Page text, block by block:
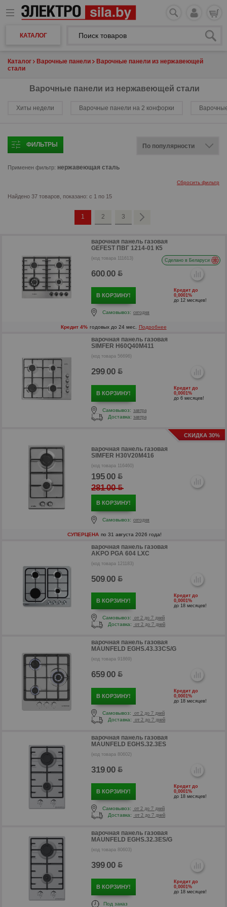
КАТАЛОГ
Каталог Варочные панели Варочные панели из нержавеющей
стали
Варочные панели из нержавеющей стали
Хиты недели Варочные панели на 2 конфорки
ФИЛЬТРЫ
Применен фильтр: нержавеющая сталь
Сбросить фильтр
Найдено 37 товаров, показано: с 1 по 15
1 2 3
варочная панель газовая
GEFEST ПВГ 1214-01 К5
(код товара 111613) Сделано в Беларуси
600.00
В КОРЗИНУ!
Кредит до
0,0001%
до 12 месяцев!
Самовывоз: сегодня
Кредит 4% годовых до 24 мес. Подробнее
варочная панель газовая
SIMFER H60Q40M411
(код товара 56696)
299.00
В КОРЗИНУ!
Кредит до
0,0001%
до 6 месяцев!
Самовывоз: завтра
Доставка: завтра
СКИДКА 30%
варочная панель газовая
SIMFER H30V20M416
(код товара 116460)
195.00
281.00
В КОРЗИНУ!
Самовывоз: сегодня
СУПЕРЦЕНА по 31 августа 2026 года!
варочная панель газовая
AKPO PGA 604 LXC
(код товара 121183)
509.00
В КОРЗИНУ!
Кредит до
0,0001%
до 18 месяцев!
Самовывоз:
от 2 до 7 дней
Доставка:
от 2 до 7 дней
варочная панель газовая
MAUNFELD EGHS.43.33CS/G
(код товара 91869)
659.00
В КОРЗИНУ!
Кредит до
0,0001%
до 18 месяцев!
Самовывоз:
от 2 до 7 дней
Доставка:
от 2 до 7 дней
варочная панель газовая
MAUNFELD EGHS.32.3ES
(код товара 80602)
319.00
В КОРЗИНУ!
Кредит до
0,0001%
до 18 месяцев!
Самовывоз:
от 2 до 7 дней
Доставка:
от 2 до 7 дней
варочная панель газовая
MAUNFELD EGHS.32.3ES/G
(код товара 80603)
399.00
В КОРЗИНУ!
Кредит до
0,0001%
до 18 месяцев!
Под заказ